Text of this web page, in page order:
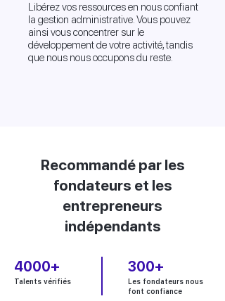
Libérez vos ressources en nous confiant
la gestion administrative. Vous pouvez
ainsi vous concentrer sur le
développement de votre activité, tandis
que nous nous occupons du reste.
Recommandé par les
fondateurs et les
entrepreneurs
indépendants
4000+
Talents vérifiés
300+
Les fondateurs nous
font confiance